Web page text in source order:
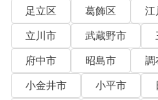
足立区
葛飾区 江
立川市
武蔵野市
府中市
昭島市 調
小金井市
小平市